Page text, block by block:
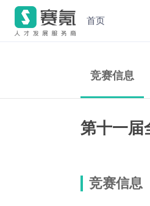
首页
竞赛信息
第十一届
竞赛信息